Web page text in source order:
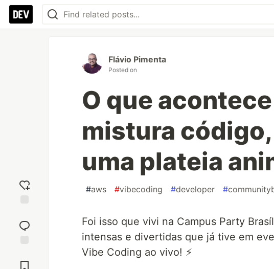
reaction
Comments
Flávio Pimenta
Posted on
O que
mistura
uma plateia
#aws #vibecoding #developer #
Foi isso que vivi na Campus Party
intensas e divertidas que já tive em
Vibe Coding ao vivo! ⚡